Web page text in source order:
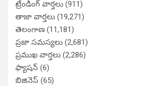
ట్రేండింగ్ వార్తలు (911)
తాజా వార్తలు (19,271)
తెలంగాణ (11,181)
ప్రజా సమస్యలు (2,681)
ప్రముఖ వార్తలు (2,286)
ఫ్యాషన్ (6)
బిజినెస్ (65)